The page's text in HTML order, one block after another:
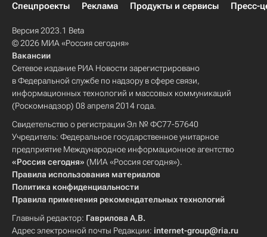
Спецпроекты
Реклама Продукты и сервисы Пресс-
Версия 2023.1 Beta
© 2026 МИА «Россия сегодня»
Вакансии
Сетевое издание РИА Новости зарегистрировано
в Федеральной службе по надзору в сфере связи,
информационных технологий и массовых коммуникаций
(Роскомнадзор) 08 апреля 2014 года.
Свидетельство о регистрации Эл № ФС77-57640
Учредитель: Федеральное государственное унитарное
предприятие Международное информационное агентство
«Россия сегодня» (МИА «Россия сегодня»).
Правила использования материалов
Политика конфиденциальности
Правила применения рекомендательных технологий
Главный редактор: Гаврилова А.В.
Адрес электронной почты Редакции: internet-group@ria.ru